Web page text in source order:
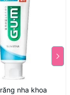
nha khoa